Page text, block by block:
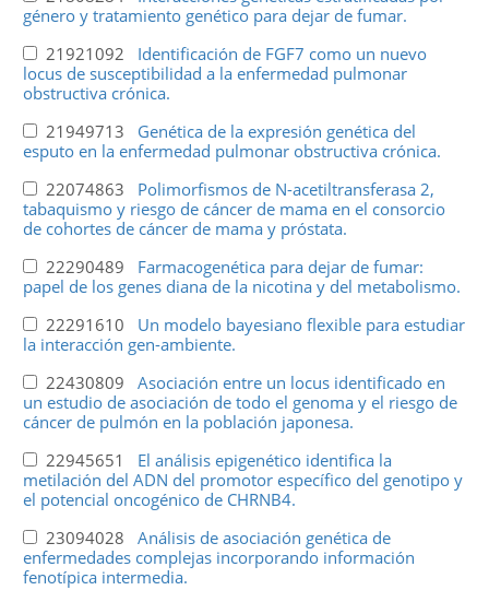
género y tratamiento genético para dejar de fumar.
21921092 Identificación de FGF7 como un nuevo
locus de susceptibilidad a la enfermedad pulmonar
obstructiva crónica.
21949713 Genética de la expresión genética del
esputo en la enfermedad pulmonar obstructiva crónica.
22074863 Polimorfismos de N-acetiltransferasa 2,
tabaquismo y riesgo de cáncer de mama en el consorcio
de cohortes de cáncer de mama y próstata.
22290489 Farmacogenética para dejar de fumar:
papel de los genes diana de la nicotina y del metabolismo.
22291610 Un modelo bayesiano flexible para estudiar
la interacción gen-ambiente.
22430809 Asociación entre un locus identificado en
un estudio de asociación de todo el genoma y el riesgo de
cáncer de pulmón en la población japonesa.
22945651 El análisis epigenético identifica la
metilación del ADN del promotor específico del genotipo y
el potencial oncogénico de CHRNB4.
23094028 Análisis de asociación genética de
enfermedades complejas incorporando información
fenotípica intermedia.